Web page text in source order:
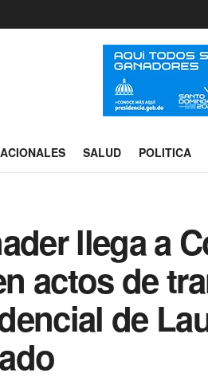
SALUD POLITICA
llega a
actos de
de